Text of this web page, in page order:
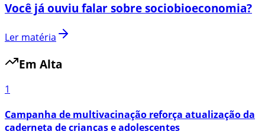
Você já ouviu falar sobre sociobioeconomia?
Ler matéria
Em Alta
1
Campanha de multivacinação reforça atualização da
caderneta de crianças e adolescentes